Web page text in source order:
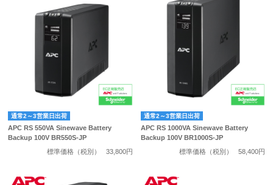
通常2～3営業日出荷
APC RS 550VA Sinewave Battery
Backup 100V BR550S-JP
標準価格（税別）
33,800円
通常2～3営業日出荷
APC RS 1000VA Sinewave Battery
Backup 100V BR1000S-JP
標準価格（税別）
58,400円